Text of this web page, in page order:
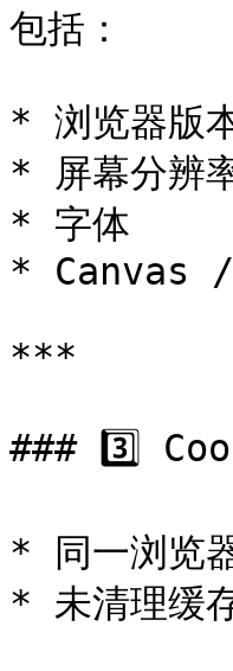
包括：
* 浏览器版
* 屏幕分辨
* 字体
* Canvas /
***
### 3️⃣
* 同一浏览
* 未清理缓